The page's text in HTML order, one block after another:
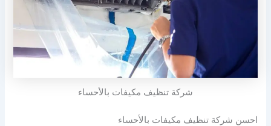
شركة تنظيف مكيفات بالأحساء
احسن شركة تنظيف مكيفات بالأحساء